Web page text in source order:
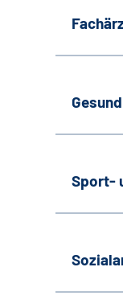
Sport-